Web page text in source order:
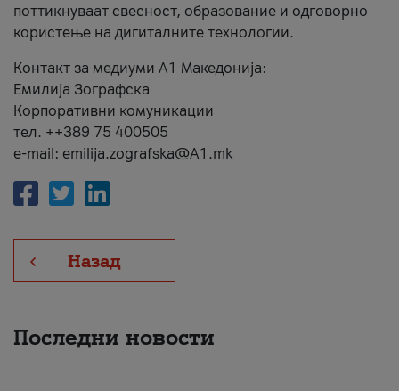
поттикнуваат свесност, образование и одговорно
користење на дигиталните технологии.
Контакт за медиуми А1 Македонија:
Емилија Зографска
Корпоративни комуникации
тел. ++389 75 400505
e-mail: emilija.zografska@A1.mk
Назад
Последни новости